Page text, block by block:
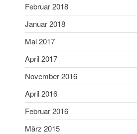
Mai
März
März
Februar 2018
Januar 2018
Mai 2017
April 2017
November 2016
April 2016
Februar 2016
März 2015